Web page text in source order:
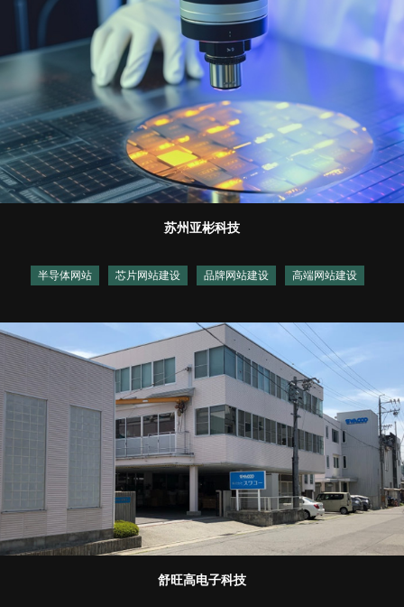
苏州亚彬科技
半导体网站 芯片网站建设 品牌网站建设 高端网站建设
舒旺高电子科技